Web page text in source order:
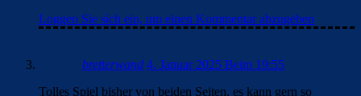
Loggen Sie sich ein, um einen Kommentar abzugeben
bretterwand 4. Januar 2025 Beim 19:55
Tolles Spiel bisher von beiden Seiten, es kann gern so